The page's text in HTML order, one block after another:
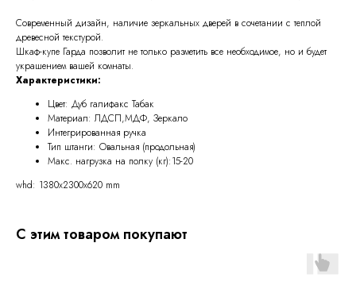
Современный дизайн, наличие зеркальных дверей в сочетании с теплой
древесной текстурой.
Шкаф-купе Гарда позволит не только разметить все необходимое, но и будет
украшением вашей комнаты.
Характеристики:
Цвет: Дуб галифакс Табак
Материал: ЛДСП,МДФ, Зеркало
Интегрированная ручка
Тип штанги: Овальная (продольная)
Макс. нагрузка на полку (кг):15-20
whd: 1380x2300x620 mm
С этим товаром покупают